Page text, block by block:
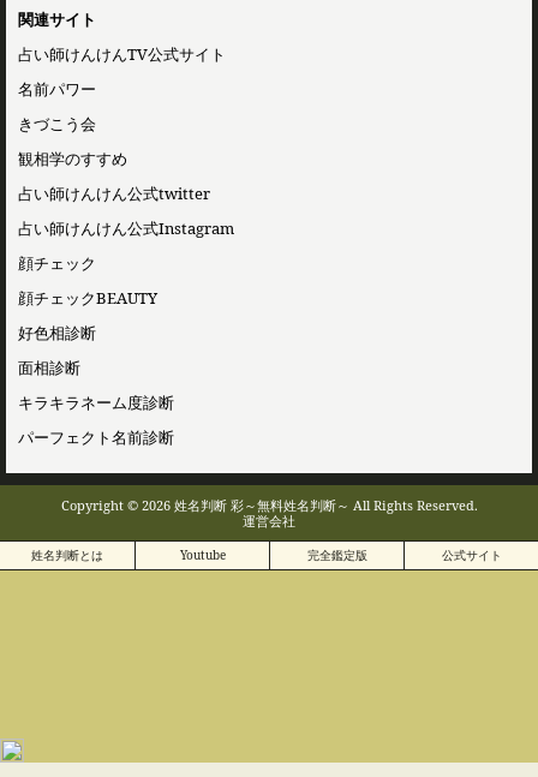
関連サイト
占い師けんけんTV公式サイト
名前パワー
きづこう会
観相学のすすめ
占い師けんけん公式twitter
占い師けんけん公式Instagram
顔チェック
顔チェックBEAUTY
好色相診断
面相診断
キラキラネーム度診断
パーフェクト名前診断
Copyright © 2026 姓名判断 彩～無料姓名判断～ All Rights Reserved.
運営会社
姓名判断とは Youtube 完全鑑定版 公式サイト